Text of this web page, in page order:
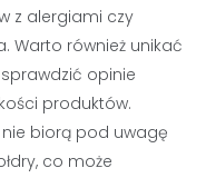
z alergiami czy
Warto również unikać
opinie
produktów.
nie biorą pod uwagę
co może